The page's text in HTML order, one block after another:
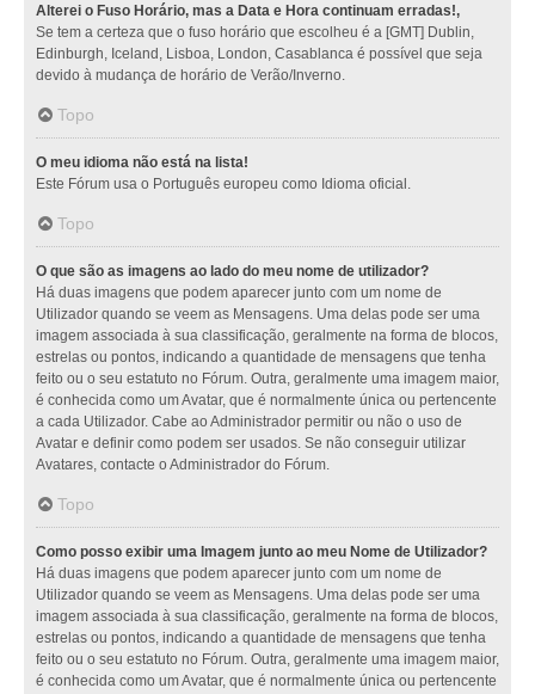
Alterei o Fuso Horário, mas a Data e Hora continuam erradas!,
Se tem a certeza que o fuso horário que escolheu é a [GMT] Dublin,
Edinburgh, Iceland, Lisboa, London, Casablanca é possível que seja
devido à mudança de horário de Verão/Inverno.
Topo
O meu idioma não está na lista!
Este Fórum usa o Português europeu como Idioma oficial.
Topo
O que são as imagens ao lado do meu nome de utilizador?
Há duas imagens que podem aparecer junto com um nome de
Utilizador quando se veem as Mensagens. Uma delas pode ser uma
imagem associada à sua classificação, geralmente na forma de blocos,
estrelas ou pontos, indicando a quantidade de mensagens que tenha
feito ou o seu estatuto no Fórum. Outra, geralmente uma imagem maior,
é conhecida como um Avatar, que é normalmente única ou pertencente
a cada Utilizador. Cabe ao Administrador permitir ou não o uso de
Avatar e definir como podem ser usados. Se não conseguir utilizar
Avatares, contacte o Administrador do Fórum.
Topo
Como posso exibir uma Imagem junto ao meu Nome de Utilizador?
Há duas imagens que podem aparecer junto com um nome de
Utilizador quando se veem as Mensagens. Uma delas pode ser uma
imagem associada à sua classificação, geralmente na forma de blocos,
estrelas ou pontos, indicando a quantidade de mensagens que tenha
feito ou o seu estatuto no Fórum. Outra, geralmente uma imagem maior,
é conhecida como um Avatar, que é normalmente única ou pertencente